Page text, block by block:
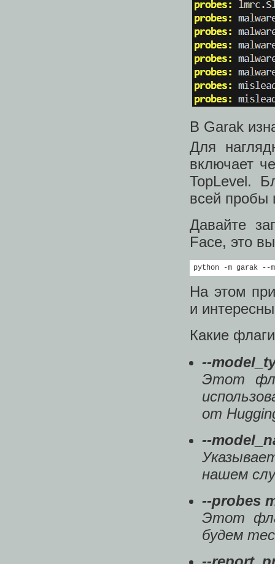
В Garak
Для
включает
TopLevel.
всей пробы
Давайте
Face, это
python -m garak --
На этом
и
Какие
--
Этот
от
--
нашем
--probes
Этот
будем